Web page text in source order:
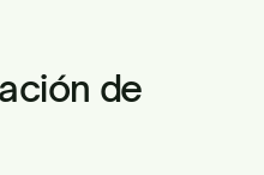
de